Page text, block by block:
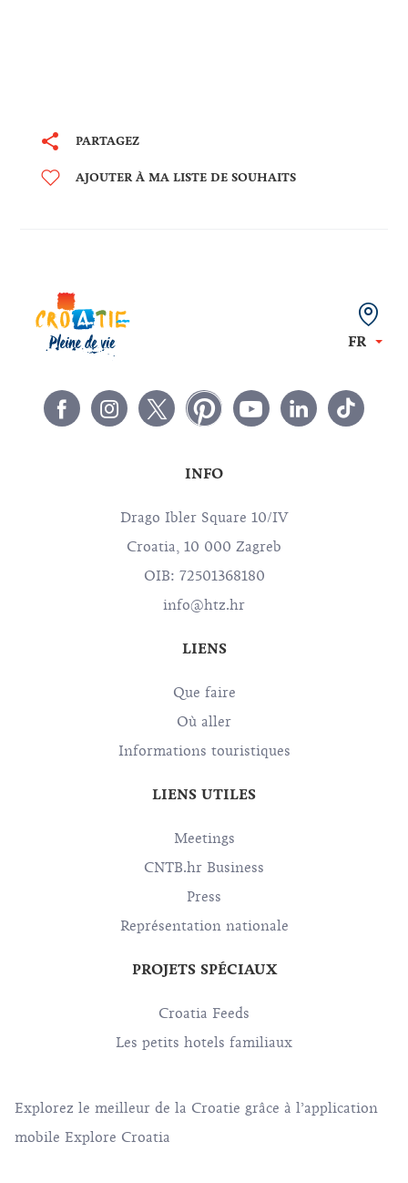
PARTAGEZ
AJOUTER À MA LISTE DE SOUHAITS
FR
INFO
Drago Ibler Square 10/IV
Croatia, 10 000 Zagreb
OIB: 72501368180
info@htz.hr
LIENS
Que faire
Où aller
Informations touristiques
LIENS UTILES
Meetings
CNTB.hr Business
Press
Représentation nationale
PROJETS SPÉCIAUX
Croatia Feeds
Les petits hotels familiaux
Explorez le meilleur de la Croatie grâce à l’application
mobile Explore Croatia